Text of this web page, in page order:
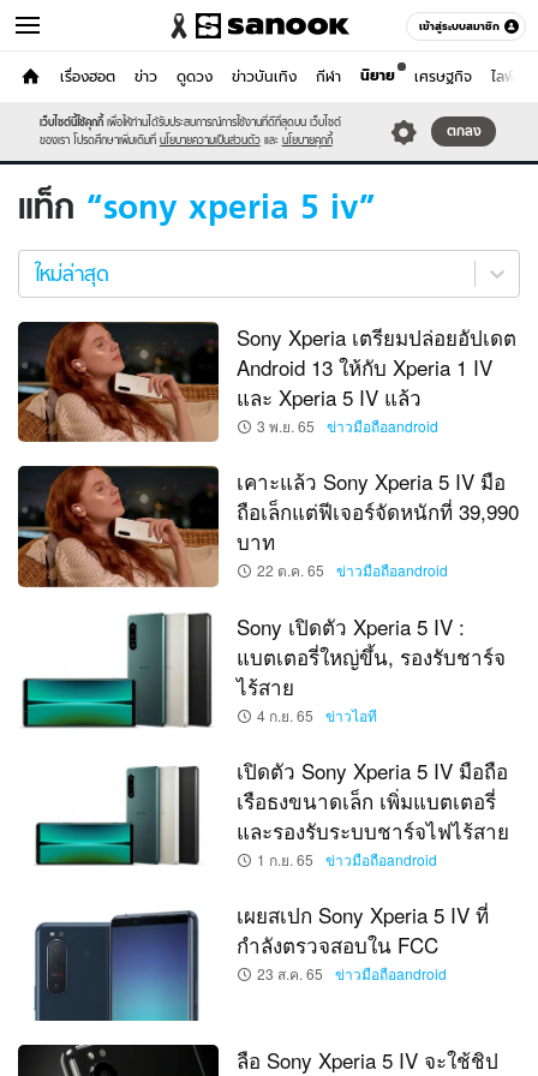
เข้าสู่ระบบสมาชิก
หน้าแรก
เรื่องฮอต ข่าว ดูดวง ข่าวบันเทิง กีฬา เศรษฐกิจ ไลฟ์สไ
นิยาย
ไอที หมวดอื่นๆ
เว็บไซต์นี้ใช้คุกกี้ เพื่อให้ท่านได้รับประสบการณ์การใช้งานที่ดีที่สุดบน เว็บไซต์
ของเรา โปรดศึกษาเพิ่มเติมที่ นโยบายความเป็นส่วนตัว และ นโยบายคุกกี้
ตกลง
แท็ก sony xperia 5 iv
sony
xperia
5
iv
ล่าสุด
ใหม่ล่าสุด
Sony Xperia เตรียมปล่อยอัปเดต
Android 13 ให้กับ Xperia 1 IV
และ Xperia 5 IV แล้ว
3 พ.ย. 65 ข่าวมือถือandroid
เคาะแล้ว Sony Xperia 5 IV มือ
ถือเล็กแต่ฟีเจอร์จัดหนักที่ 39,990
บาท
22 ต.ค. 65 ข่าวมือถือandroid
Sony เปิดตัว Xperia 5 IV :
แบตเตอรี่ใหญ่ขึ้น, รองรับชาร์จ
ไร้สาย
4 ก.ย. 65 ข่าวไอที
เปิดตัว Sony Xperia 5 IV มือถือ
เรือธงขนาดเล็ก เพิ่มแบตเตอรี่
และรองรับระบบชาร์จไฟไร้สาย
1 ก.ย. 65 ข่าวมือถือandroid
เผยสเปก Sony Xperia 5 IV ที่
กำลังตรวจสอบใน FCC
23 ส.ค. 65 ข่าวมือถือandroid
ลือ Sony Xperia 5 IV จะใช้ชิป